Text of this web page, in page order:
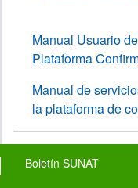
Manual Usuario
Plataforma
Manual de
la plataforma de
Footer menu
Boletín SUNAT